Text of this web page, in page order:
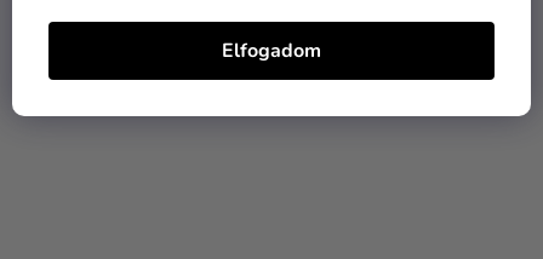
Elfogadom
1 290 Ft
KOSÁRBA
1 290 Ft
KOSÁRBA